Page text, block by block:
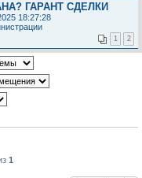
ГАРАНТ СДЕЛКИ
18:27:28
1 2
1